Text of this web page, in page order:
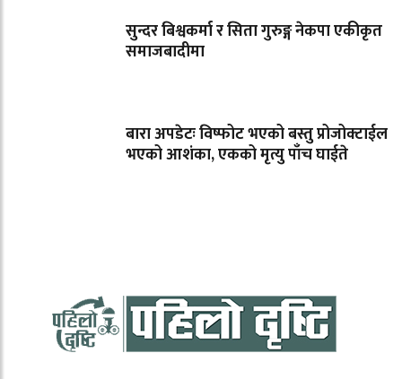
सुन्दर बिश्वकर्मा र सिता गुरुङ्ग नेकपा एकीकृत
समाजबादीमा
बारा अपडेटः विष्फोट भएको बस्तु प्रोजोक्टाईल
भएको आशंका, एकको मृत्यु पाँच घाईते